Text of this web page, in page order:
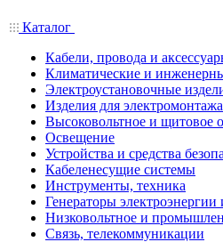
Каталог
Кабели, провода и
Климатические и
Электроустановочные
Изделия для электромонтажа
Высоковольтное и щитовое
Освещение
Устройства и средства
Кабеленесущие системы
Инструменты, техника
Генераторы
Низковольтное и
Связь, телекоммуникации